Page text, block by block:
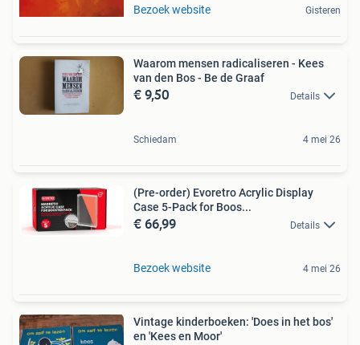
Bezoek website Gisteren
Waarom mensen radicaliseren - Kees
van den Bos - Be de Graaf
€ 9,50 Details
Schiedam 4 mei 26
(Pre-order) Evoretro Acrylic Display
Case 5-Pack for Boos...
€ 66,99 Details
Bezoek website 4 mei 26
Vintage kinderboeken: 'Does in het bos'
en 'Kees en Moor'